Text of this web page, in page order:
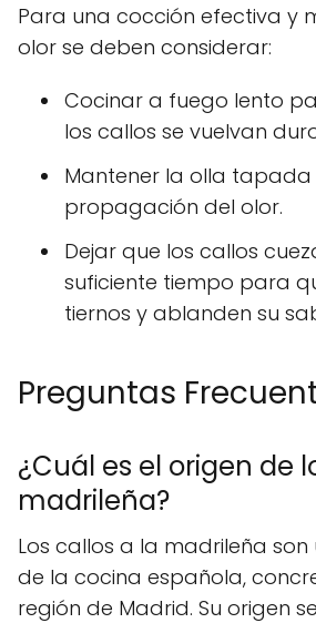
Para una cocción efectiva y
olor se deben considerar:
Cocinar a fuego lento
los callos se vuelvan
Mantener la olla
propagación del olor.
Dejar que los callos
suficiente tiempo para
tiernos y ablanden su
Preguntas
¿Cuál es el origen de
madrileña?
Los callos a la madrileña
de la cocina española,
región de Madrid. Su origen